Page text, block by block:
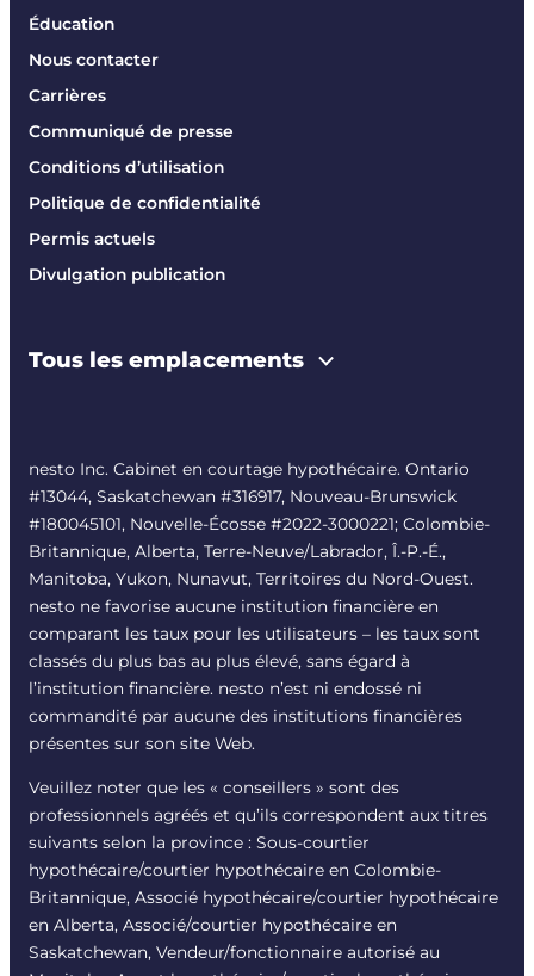
Éducation
Nous contacter
Carrières
Communiqué de presse
Conditions d’utilisation
Politique de confidentialité
Permis actuels
Divulgation publication
Tous les emplacements
nesto Inc. Cabinet en courtage hypothécaire. Ontario
#13044, Saskatchewan #316917, Nouveau-Brunswick
#180045101, Nouvelle-Écosse #2022-3000221; Colombie-
Britannique, Alberta, Terre-Neuve/Labrador, Î.-P.-É.,
Manitoba, Yukon, Nunavut, Territoires du Nord-Ouest.
nesto ne favorise aucune institution financière en
comparant les taux pour les utilisateurs – les taux sont
classés du plus bas au plus élevé, sans égard à
l’institution financière. nesto n’est ni endossé ni
commandité par aucune des institutions financières
présentes sur son site Web.
Veuillez noter que les « conseillers » sont des
professionnels agréés et qu’ils correspondent aux titres
suivants selon la province : Sous-courtier
hypothécaire/courtier hypothécaire en Colombie-
Britannique, Associé hypothécaire/courtier hypothécaire
en Alberta, Associé/courtier hypothécaire en
Saskatchewan, Vendeur/fonctionnaire autorisé au